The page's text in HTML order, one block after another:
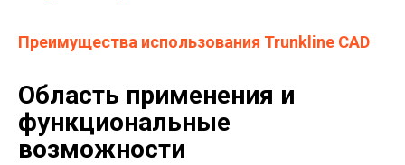
Преимущества использования Trunkline CAD
Область применения и
функциональные
возможности